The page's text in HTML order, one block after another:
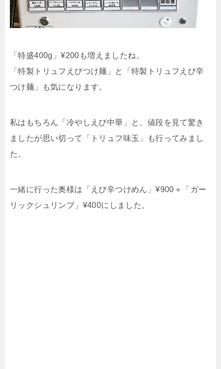
「特盛400g」¥200も増えましたね。
「特製トリュフえびつけ麺」と「特製トリュフえび辛
つけ麺」も気になります。
私はもちろん「冷やしえび中華」と、値段を見て驚き
ましたが思い切って「トリュフ味玉」も行ってみまし
た。
一緒に行った奥様は「えび辛つけめん」¥900＋「ガー
リックシュリンプ」¥400にしました。